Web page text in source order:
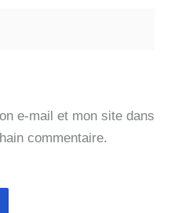
e-mail et mon site dans
commentaire.